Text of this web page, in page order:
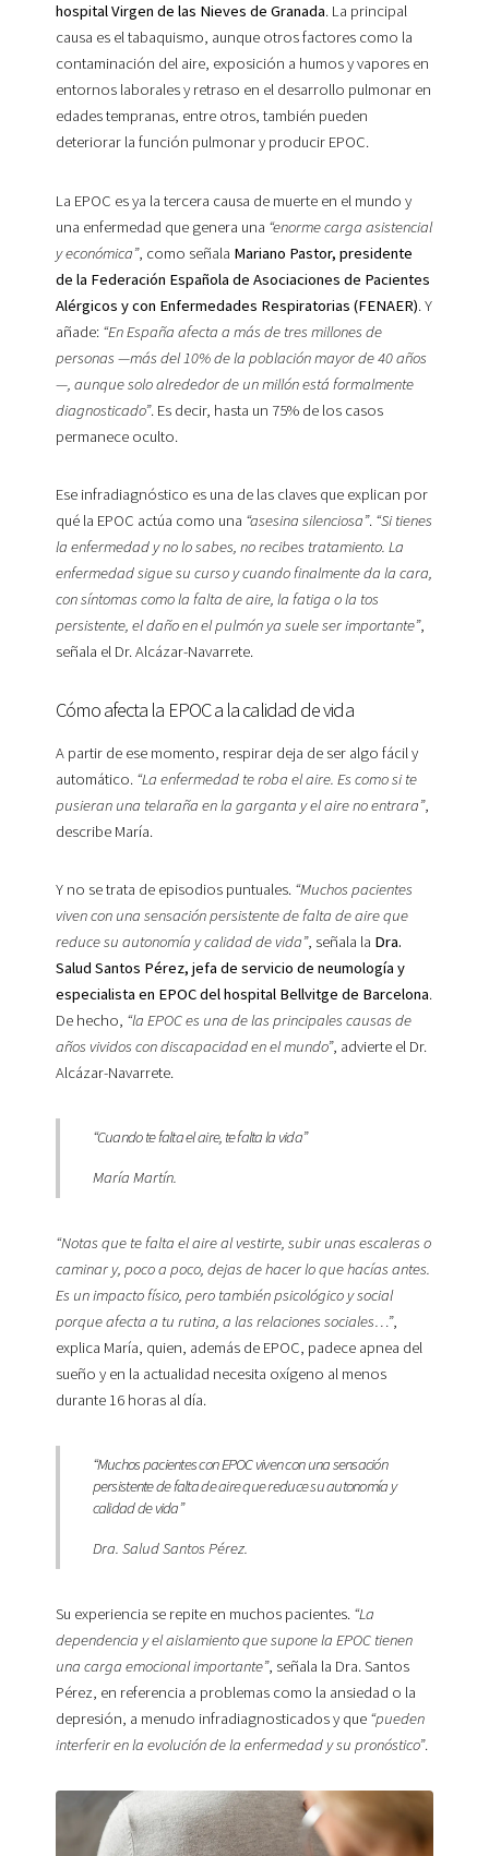
hospital Virgen de las Nieves de Granada. La principal
causa es el tabaquismo, aunque otros factores como la
contaminación del aire, exposición a humos y vapores en
entornos laborales y retraso en el desarrollo pulmonar en
edades tempranas, entre otros, también pueden
deteriorar la función pulmonar y producir EPOC.
La EPOC es ya la tercera causa de muerte en el mundo y
una enfermedad que genera una “enorme carga asistencial
y económica”, como señala Mariano Pastor, presidente
de la Federación Española de Asociaciones de Pacientes
Alérgicos y con Enfermedades Respiratorias (FENAER). Y
añade: “En España afecta a más de tres millones de
personas —más del 10% de la población mayor de 40 años
—, aunque solo alrededor de un millón está formalmente
diagnosticado”. Es decir, hasta un 75% de los casos
permanece oculto.
Ese infradiagnóstico es una de las claves que explican por
qué la EPOC actúa como una “asesina silenciosa”. “Si tienes
la enfermedad y no lo sabes, no recibes tratamiento. La
enfermedad sigue su curso y cuando finalmente da la cara,
con síntomas como la falta de aire, la fatiga o la tos
persistente, el daño en el pulmón ya suele ser importante”,
señala el Dr. Alcázar-Navarrete.
Cómo afecta la EPOC a la calidad de vida
A partir de ese momento, respirar deja de ser algo fácil y
automático. “La enfermedad te roba el aire. Es como si te
pusieran una telaraña en la garganta y el aire no entrara”,
describe María.
Y no se trata de episodios puntuales. “Muchos pacientes
viven con una sensación persistente de falta de aire que
reduce su autonomía y calidad de vida”, señala la Dra.
Salud Santos Pérez, jefa de servicio de neumología y
especialista en EPOC del hospital Bellvitge de Barcelona.
De hecho, “la EPOC es una de las principales causas de
años vividos con discapacidad en el mundo”, advierte el Dr.
Alcázar-Navarrete.
“Cuando te falta el aire, te falta la vida”
María Martín.
“Notas que te falta el aire al vestirte, subir unas escaleras o
caminar y, poco a poco, dejas de hacer lo que hacías antes.
Es un impacto físico, pero también psicológico y social
porque afecta a tu rutina, a las relaciones sociales…”,
explica María, quien, además de EPOC, padece apnea del
sueño y en la actualidad necesita oxígeno al menos
durante 16 horas al día.
“Muchos pacientes con EPOC viven con una sensación
persistente de falta de aire que reduce su autonomía y
calidad de vida”
Dra. Salud Santos Pérez.
Su experiencia se repite en muchos pacientes. “La
dependencia y el aislamiento que supone la EPOC tienen
una carga emocional importante”, señala la Dra. Santos
Pérez, en referencia a problemas como la ansiedad o la
depresión, a menudo infradiagnosticados y que “pueden
interferir en la evolución de la enfermedad y su pronóstico”.